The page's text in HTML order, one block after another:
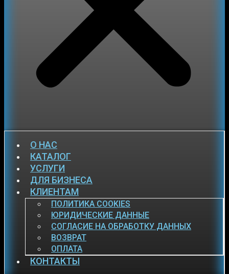
О НАС
КАТАЛОГ
УСЛУГИ
ДЛЯ БИЗНЕСА
КЛИЕНТАМ
ПОЛИТИКА COOKIES
ЮРИДИЧЕСКИЕ ДАННЫЕ
СОГЛАСИЕ НА ОБРАБОТКУ ДАННЫХ
ВОЗВРАТ
ОПЛАТА
КОНТАКТЫ